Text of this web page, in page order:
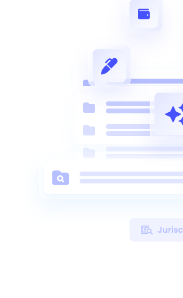
Une solution complète pour
Cabinets structurés
Des outils collaboratifs pour faire
sereinement.
Grands cabinets
Pour les grandes structures, Andy